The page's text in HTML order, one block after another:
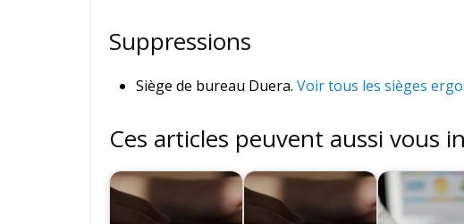
Suppressions
Siège de bureau Duera. Voir tous les sièges
Ces articles peuvent aussi vous